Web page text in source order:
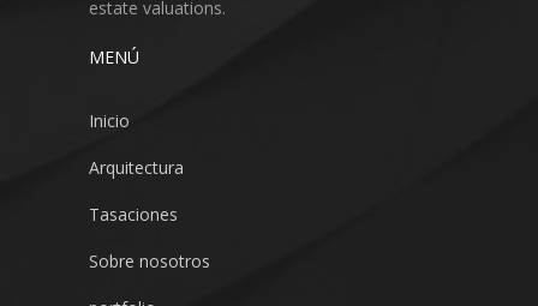
estate valuations.
MENÚ
Inicio
Arquitectura
Tasaciones
Sobre nosotros